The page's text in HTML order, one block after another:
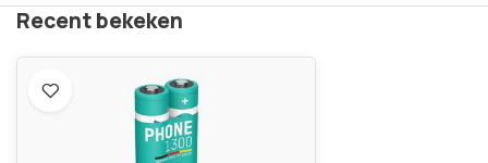
Recent bekeken